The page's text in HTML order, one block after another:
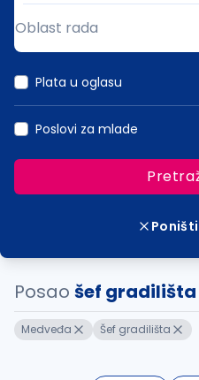
Oblast rada
Plata u oglasu
Poslovi za mlade
Posao šef gradilišta
Medveđa Šef gradilišta